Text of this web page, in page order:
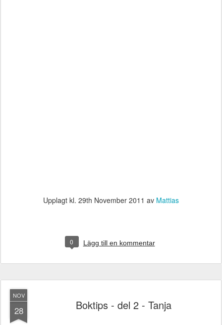
Upplagt kl. 29th November 2011 av Mattias
0 Lägg till en kommentar
NOV
28 Boktips - del 2 - Tanja